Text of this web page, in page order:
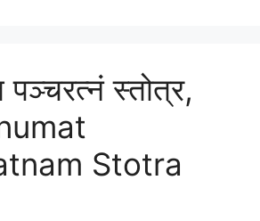
स्तोत्र,
Stotra